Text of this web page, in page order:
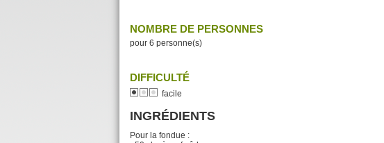
NOMBRE DE PERSONNES
pour 6 personne(s)
DIFFICULTÉ
facile
INGRÉDIENTS
Pour la fondue :